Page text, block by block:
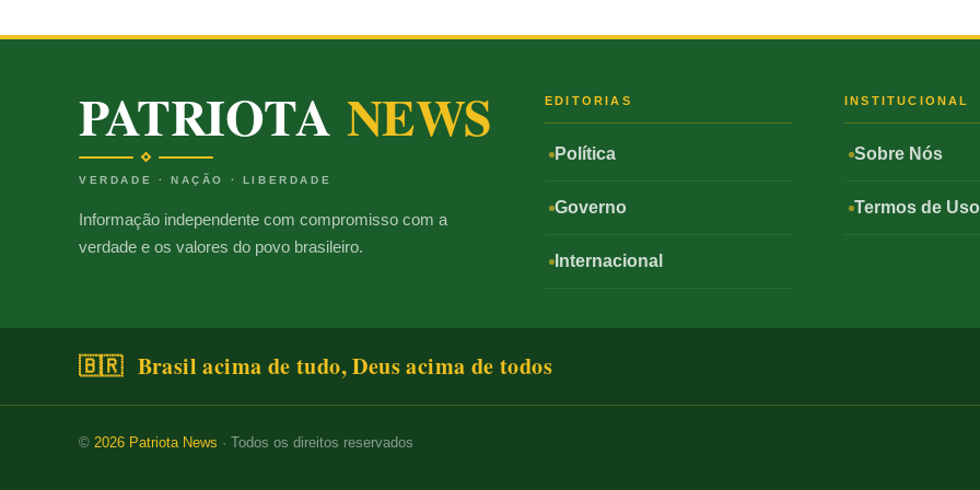
PATRIOTA NEWS
VERDADE · NAÇÃO · LIBERDADE
Informação independente com compromisso com a
verdade e os valores do povo brasileiro.
EDITORIAS
Política
Governo
Internacional
INSTITUCIONAL
Sobre Nós
Termos de Uso
🇧🇷 Brasil acima de tudo, Deus acima de todos
© 2026 Patriota News · Todos os direitos reservados